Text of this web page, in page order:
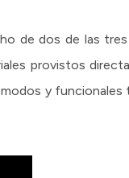
de dos de las
provistos
y